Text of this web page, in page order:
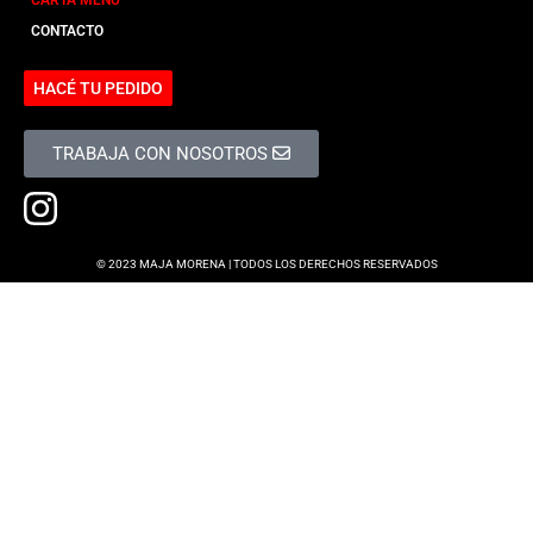
CONTACTO
HACÉ TU PEDIDO
TRABAJA CON NOSOTROS
© 2023 MAJA MORENA | TODOS LOS DERECHOS RESERVADOS